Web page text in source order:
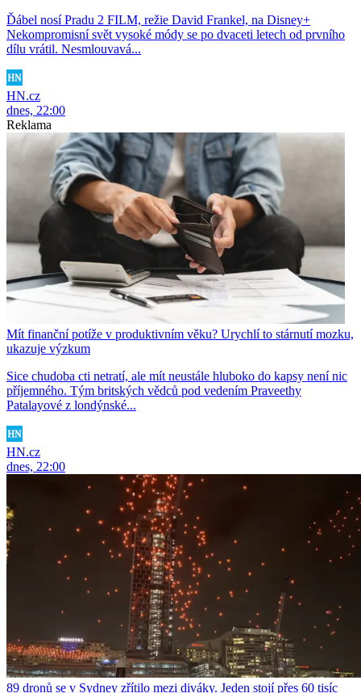
Ďábel nosí Pradu 2 FILM, režie David Frankel, na Disney+
Nekompromisní svět vysoké módy se po dvaceti letech od prvního
dílu vrátil. Nesmlouvavá...
HN.cz
dnes, 22:00
Reklama
Mít finanční potíže v produktivním věku? Urychlí to stárnutí mozku,
ukazuje výzkum
Sice chudoba cti netratí, ale mít neustále hluboko do kapsy není nic
příjemného. Tým britských vědců pod vedením Praveethy
Patalayové z londýnské...
HN.cz
dnes, 22:00
89 dronů se v Sydney zřítilo mezi diváky. Jeden stojí přes 60 tisíc